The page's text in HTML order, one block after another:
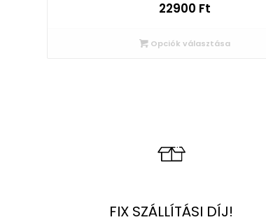
22900 Ft
Opciók választása
FIX SZÁLLÍTÁSI DÍJ!